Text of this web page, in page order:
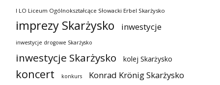
I LO Liceum Ogólnokształcące Słowacki Erbel Skarżysko
imprezy Skarżysko inwestycje
inwestycje drogowe Skarżysko
inwestycje Skarżysko kolej Skarżysko
koncert konkurs Konrad Krönig Skarżysko